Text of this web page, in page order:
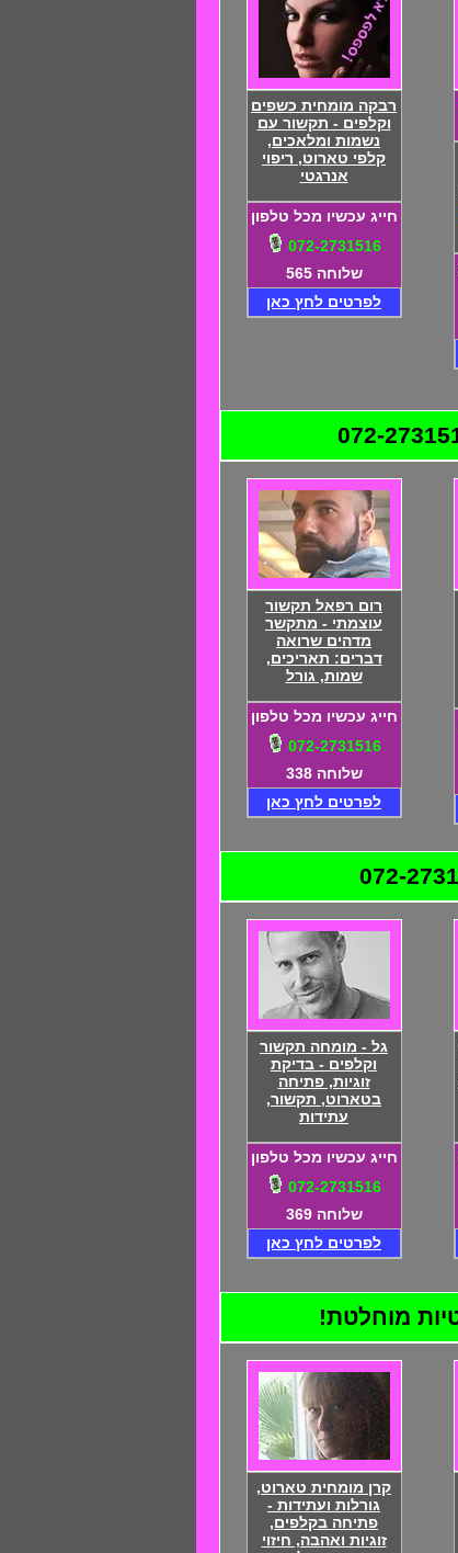
רבקה מומחית כשפים
וקלפים - תקשור עם
נשמות ומלאכים,
קלפי טארוט, ריפוי
אנרגטי
חייג עכשיו מכל טלפון
072-2731516
שלוחה 565
לפרטים לחץ כאן
רום רפאל תקשור
עוצמתי - מתקשר
מדהים שרואה
דברים: תאריכים,
שמות, גורל
חייג עכשיו מכל טלפון
072-2731516
שלוחה 338
לפרטים לחץ כאן
גל - מומחה תקשור
וקלפים - בדיקת
זוגיות, פתיחה
בטארוט, תקשור,
עתידות
חייג עכשיו מכל טלפון
072-2731516
שלוחה 369
לפרטים לחץ כאן
קרן מומחית טארוט,
גורלות ועתידות -
פתיחה בקלפים,
זוגיות ואהבה, חיזוי